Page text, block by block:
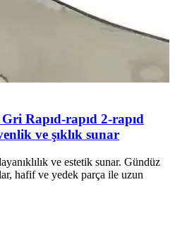
Rapıd-rapıd 2-rapıd
ve şıklık sunar
ve estetik sunar. Gündüz
hafif ve yedek parça ile uzun